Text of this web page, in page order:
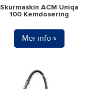
Skurmaskin ACM Uniqa
100 Kemdosering
Mer info »